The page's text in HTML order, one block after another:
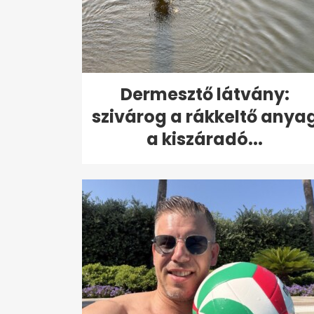
Dermesztő látvány:
szivárog a rákkeltő
a kiszáradó...